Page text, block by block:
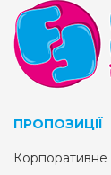
ПРОПОЗИЦІЇ
Корпоративне